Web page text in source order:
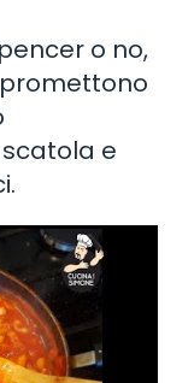
o no,
e